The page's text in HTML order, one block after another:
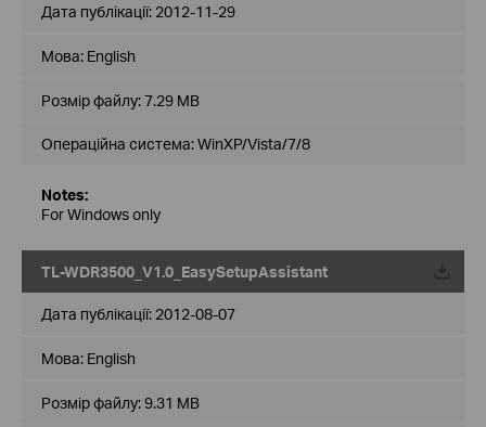
Дата публікації: 2012-11-29
Мова: English
Розмір файлу:7.29 MB
Операційна система: WinXP/Vista/7/8
Notes:
For Windows only
TL-WDR3500_V1.0_EasySetupAssistant
Дата публікації: 2012-08-07
Мова: English
Розмір файлу:9.31 MB